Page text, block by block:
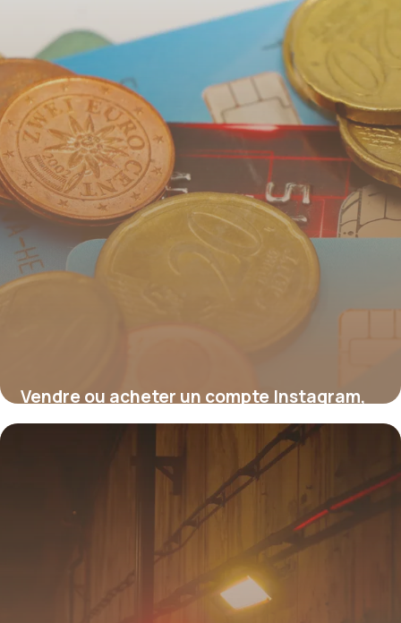
Vendre ou acheter un compte Instagram,
c’est légal ?